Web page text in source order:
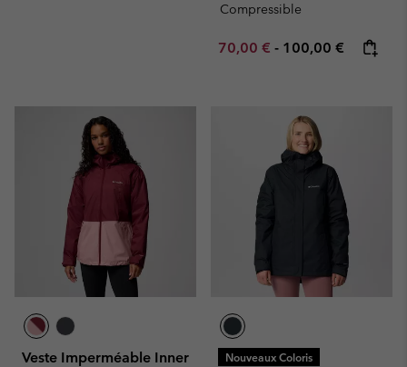
Compressible
Minimum sale price:
70,00 € - Maximum price:
100,00 €
Veste Imperméable Inner
Nouveaux Coloris